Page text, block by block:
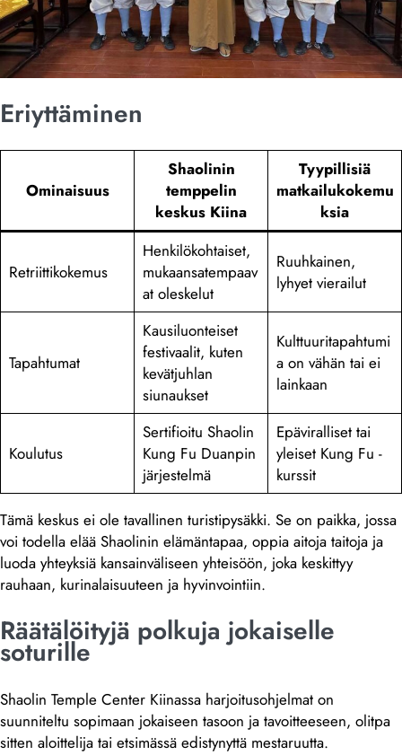
Eriyttäminen
Ominaisuus
Shaolinin
temppelin
keskus Kiina
Tyypillisiä
matkailukokemu
ksia
Retriittikokemus
Henkilökohtaiset,
mukaansatempaav
at oleskelut
Ruuhkainen,
lyhyet vierailut
Tapahtumat
Kausiluonteiset
festivaalit, kuten
kevätjuhlan
siunaukset
Kulttuuritapahtumi
a on vähän tai ei
lainkaan
Koulutus
Sertifioitu Shaolin
Kung Fu Duanpin
järjestelmä
Epäviralliset tai
yleiset Kung Fu -
kurssit
Tämä keskus ei ole tavallinen turistipysäkki. Se on paikka, jossa
voi todella elää Shaolinin elämäntapaa, oppia aitoja taitoja ja
luoda yhteyksiä kansainväliseen yhteisöön, joka keskittyy
rauhaan, kurinalaisuuteen ja hyvinvointiin.
Räätälöityjä polkuja jokaiselle
soturille
Shaolin Temple Center Kiinassa harjoitusohjelmat on
suunniteltu sopimaan jokaiseen tasoon ja tavoitteeseen, olitpa
sitten aloittelija tai etsimässä edistynyttä mestaruutta.